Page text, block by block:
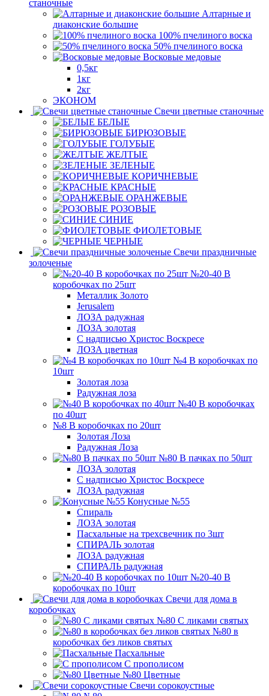
станочные
Алтарные и
диаконские большие
100% пчелиного воска
50% пчелиного воска
Восковые медовые
0,5кг
1кг
2кг
ЭКОНОМ
Свечи цветные станочные
БЕЛЫЕ
БИРЮЗОВЫЕ
ГОЛУБЫЕ
ЖЕЛТЫЕ
ЗЕЛЕНЫЕ
КОРИЧНЕВЫЕ
КРАСНЫЕ
ОРАНЖЕВЫЕ
РОЗОВЫЕ
СИНИЕ
ФИОЛЕТОВЫЕ
ЧЕРНЫЕ
Свечи праздничные
золоченые
№20-40 В
коробочках по 25шт
Металлик Золото
Jerusalem
ЛОЗА радужная
ЛОЗА золотая
С надписью Христос Воскресе
ЛОЗА цветная
№4 В коробочках по
10шт
Золотая лоза
Радужная лоза
№40 В коробочках
по 40шт
№8 В коробочках по 20шт
Золотая Лоза
Радужная Лоза
№80 В пачках по 50шт
ЛОЗА золотая
С надписью Христос Воскресе
ЛОЗА радужная
Конусные №55
Спираль
ЛОЗА золотая
Пасхальные на трехсвечник по 3шт
СПИРАЛЬ золотая
ЛОЗА радужная
СПИРАЛЬ радужная
№20-40 В
коробочках по 10шт
Свечи для дома в
коробочках
№80 С ликами святых
№80 в
коробочках без ликов святых
Пасхальные
С прополисом
№80 Цветные
Свечи сорокоустные